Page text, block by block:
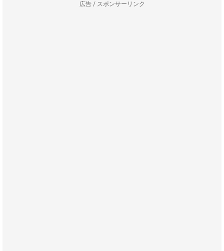
広告 / スポンサーリンク